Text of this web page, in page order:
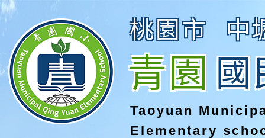
桃園市 中
青園國
Taoyuan
Elementary